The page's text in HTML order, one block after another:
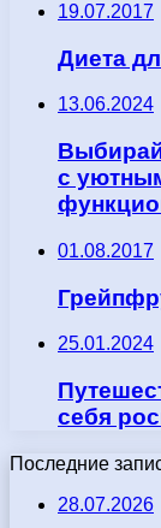
19.07.2017
Диета
13.06.2024
с
01.08.2017
25.01.2024
себя
Последние
28.07.2026